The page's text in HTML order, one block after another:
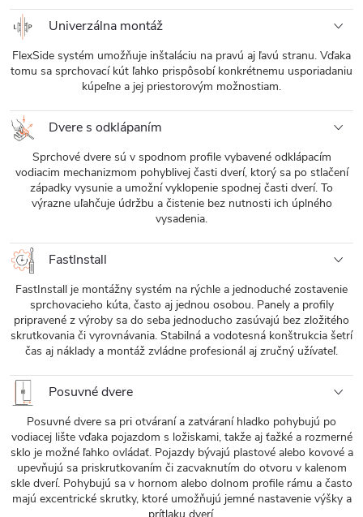
Univerzálna montáž
FlexSide systém umožňuje inštaláciu na pravú aj ľavú stranu. Vďaka
tomu sa sprchovací kút ľahko prispôsobí konkrétnemu usporiadaniu
kúpeľne a jej priestorovým možnostiam.
Dvere s odklápaním
Sprchové dvere sú v spodnom profile vybavené odklápacím
vodiacim mechanizmom pohyblivej časti dverí, ktorý sa po stlačení
západky vysunie a umožní vyklopenie spodnej časti dverí. To
výrazne uľahčuje údržbu a čistenie bez nutnosti ich úplného
vysadenia.
FastInstall
FastInstall je montážny systém na rýchle a jednoduché zostavenie
sprchovacieho kúta, často aj jednou osobou. Panely a profily
pripravené z výroby sa do seba jednoducho zasúvajú bez zložitého
skrutkovania či vyrovnávania. Stabilná a vodotesná konštrukcia šetrí
čas aj náklady a montáž zvládne profesionál aj zručný užívateľ.
Posuvné dvere
Posuvné dvere sa pri otváraní a zatváraní hladko pohybujú po
vodiacej lište vďaka pojazdom s ložiskami, takže aj ťažké a rozmerné
sklo je možné ľahko ovládať. Pojazdy bývajú plastové alebo kovové a
upevňujú sa priskrutkovaním či zacvaknutím do otvoru v kalenom
skle dverí. Pohybujú sa v hornom alebo dolnom profile rámu a často
majú excentrické skrutky, ktoré umožňujú jemné nastavenie výšky a